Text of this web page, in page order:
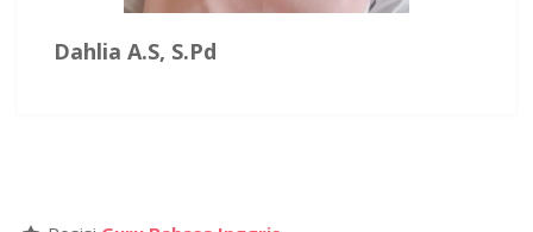
Dahlia A.S, S.Pd